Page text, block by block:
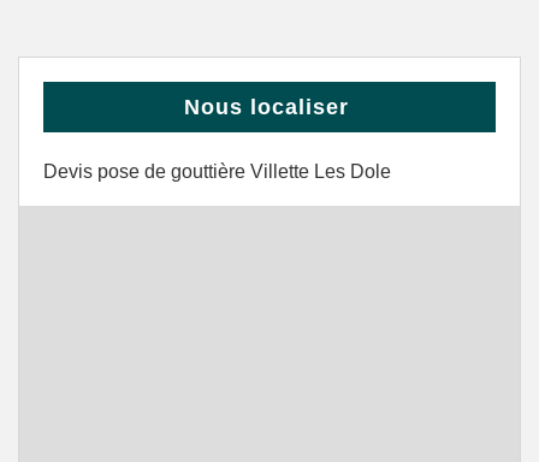
Nous localiser
Devis pose de gouttière Villette Les Dole